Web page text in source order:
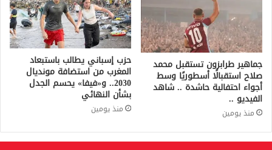
جماهير طرابزون تستقبل محمد
صلاح استقبالًا أسطوريًا وسط
أجواء احتفالية حاشدة .. شاهد
الفيديو ..
منذ يومين
حزب إسباني يطالب باستبعاد
المغرب من استضافة مونديال
2030.. و«فيفا» يحسم الجدل
بشأن النهائي
منذ يومين